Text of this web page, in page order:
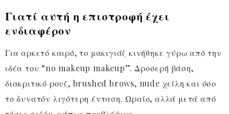
Γιατί αυτή η επιστροφή έχει
ενδιαφέρον
Για αρκετό καιρό, το μακιγιάζ κινήθηκε γύρω από την
ιδέα του “no makeup makeup”. Δροσερή βάση,
διακριτικό ρουζ, brushed brows, nude χείλη και όσο
το δυνατόν λιγότερη ένταση. Ωραίο, αλλά μετά από